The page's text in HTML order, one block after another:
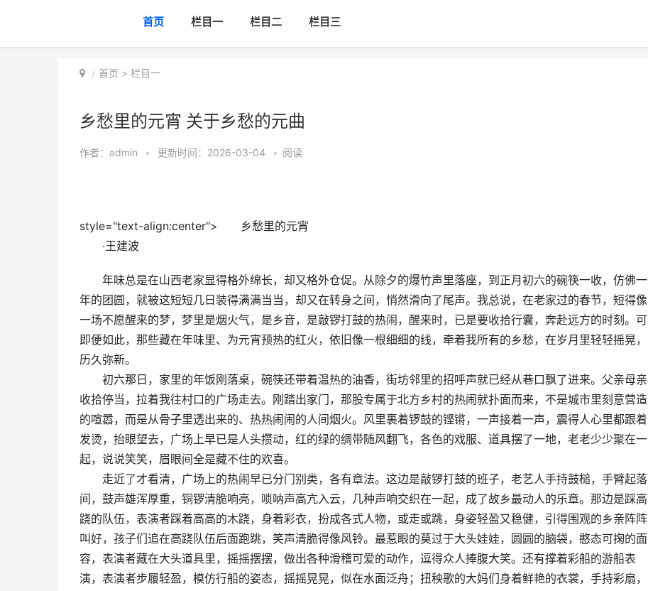
首页 栏目一 栏目二 栏目三
首页 > 栏目一
乡愁里的元宵 关于乡愁的元曲
作者： admin • 更新时间：2026-03-04 • 阅读
style="text-align:center"> 乡愁里的元宵
·王建波
年味总是在山西老家显得格外绵长，却又格外仓促。从除夕的爆竹声里落座，到正月初六的碗筷一收，仿佛一
年的团圆，就被这短短几日装得满满当当，却又在转身之间，悄然滑向了尾声。我总说，在老家过的春节，短得像
一场不愿醒来的梦，梦里是烟火气，是乡音，是敲锣打鼓的热闹，醒来时，已是要收拾行囊，奔赴远方的时刻。可
即便如此，那些藏在年味里、为元宵预热的红火，依旧像一根细细的线，牵着我所有的乡愁，在岁月里轻轻摇晃，
历久弥新。
初六那日，家里的年饭刚落桌，碗筷还带着温热的油香，街坊邻里的招呼声就已经从巷口飘了进来。父亲母亲
收拾停当，拉着我往村口的广场走去。刚踏出家门，那股专属于北方乡村的热闹就扑面而来，不是城市里刻意营造
的喧嚣，而是从骨子里透出来的、热热闹闹的人间烟火。风里裹着锣鼓的铿锵，一声接着一声，震得人心里都跟着
发烫，抬眼望去，广场上早已是人头攒动，红的绿的绸带随风翻飞，各色的戏服、道具摆了一地，老老少少聚在一
起，说说笑笑，眉眼间全是藏不住的欢喜。
走近了才看清，广场上的热闹早已分门别类，各有章法。这边是敲锣打鼓的班子，老艺人手持鼓槌，手臂起落
间，鼓声雄浑厚重，铜锣清脆响亮，唢呐声高亢入云，几种声响交织在一起，成了故乡最动人的乐章。那边是踩高
跷的队伍，表演者踩着高高的木跷，身着彩衣，扮成各式人物，或走或跳，身姿轻盈又稳健，引得围观的乡亲阵阵
叫好，孩子们追在高跷队伍后面跑跳，笑声清脆得像风铃。最惹眼的莫过于大头娃娃，圆圆的脑袋，憨态可掬的面
容，表演者藏在大头道具里，摇摇摆摆，做出各种滑稽可爱的动作，逗得众人捧腹大笑。还有撑着彩船的游船表
演，表演者步履轻盈，模仿行船的姿态，摇摇晃晃，似在水面泛舟；扭秧歌的大妈们身着鲜艳的衣裳，手持彩扇，